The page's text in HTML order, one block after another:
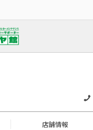
店舗情報